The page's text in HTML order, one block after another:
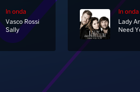
In onda
Vasco Rossi
Sally
In onda